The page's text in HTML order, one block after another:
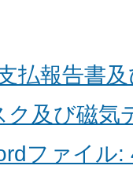
払報告書
ク及び磁気
ファイル: